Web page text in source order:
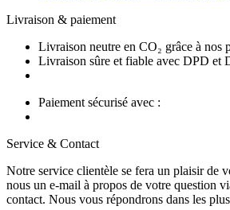
Livraison & paiement
Livraison neutre en CO₂ grâce à nos
Livraison sûre et fiable avec DPD et
Paiement sécurisé avec :
Service & Contact
Notre service clientèle se fera un plaisir de
nous un e-mail à propos de votre question
contact. Nous vous répondrons dans les